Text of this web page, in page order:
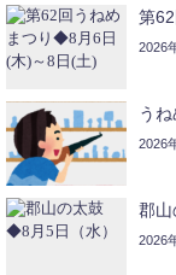
第
2026
う
2026
郡山
2026